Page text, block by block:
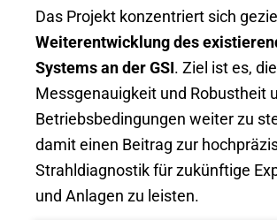
Das Projekt konzentriert sich
Weiterentwicklung des
Systems an der GSI. Ziel ist es, die
Messgenauigkeit und Robustheit
Betriebsbedingungen weiter zu
damit einen Beitrag zur
Strahldiagnostik für zukünftige
und Anlagen zu leisten.